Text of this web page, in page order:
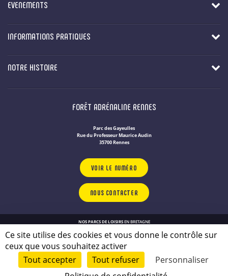
EVENEMENTS
INFORMATIONS PRATIQUES
NOTRE HISTOIRE
FORÊT ADRÉNALINE RENNES
Parc des Gayeulles
Rue du Professeur Maurice Audin
35700 Rennes
VOIR LE NUMÉRO
NOUS CONTACTER
NOS PARCS DE LOISIRS EN BRETAGNE
Politique de confidentialité
Mentions légales
© 2026 - conçu parLamour du Web
Ce site utilise des cookies et vous donne le contrôle sur
ceux que vous souhaitez activer
Tout accepter
Tout refuser
Personnaliser